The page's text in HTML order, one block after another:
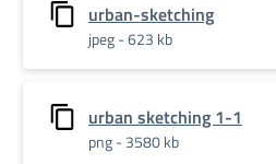
urban-sketching
jpeg - 623 kb
urban sketching 1-1
png - 3580 kb